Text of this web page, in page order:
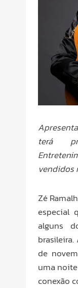
terá
vendidos
Zé
especial
alguns
de
uma
conexão